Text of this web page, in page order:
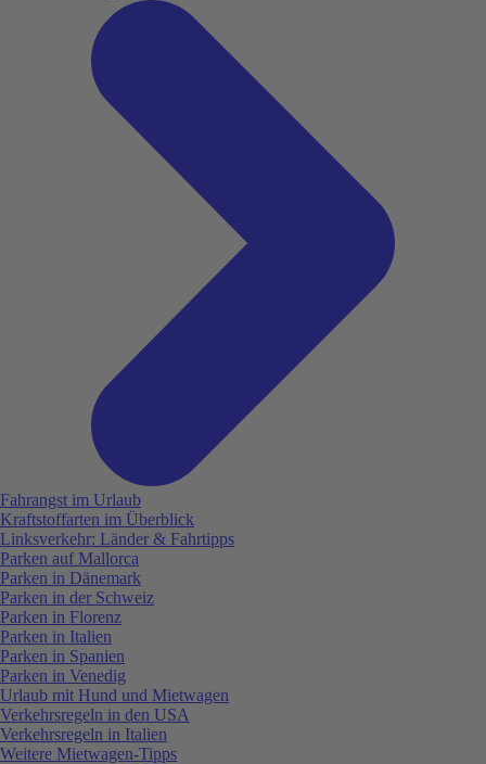
Fahrangst im Urlaub
Kraftstoffarten im Überblick
Linksverkehr: Länder & Fahrtipps
Parken auf Mallorca
Parken in Dänemark
Parken in der Schweiz
Parken in Florenz
Parken in Italien
Parken in Spanien
Parken in Venedig
Urlaub mit Hund und Mietwagen
Verkehrsregeln in den USA
Verkehrsregeln in Italien
Weitere Mietwagen-Tipps